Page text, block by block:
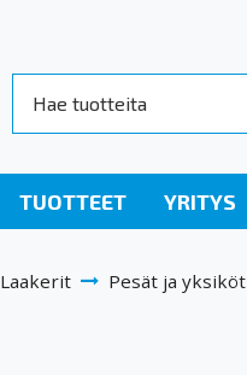
TUOTTEET YRITYS
Laakerit Pesät ja yksiköt